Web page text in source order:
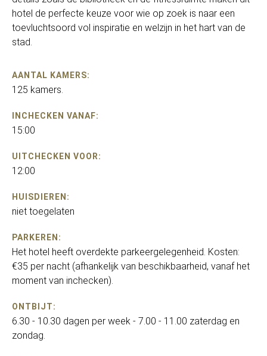
hotel de perfecte keuze voor wie op zoek is naar een
toevluchtsoord vol inspiratie en welzijn in het hart van de
stad.
AANTAL KAMERS:
125 kamers.
INCHECKEN VANAF:
15:00
UITCHECKEN VOOR:
12:00
HUISDIEREN:
niet toegelaten
PARKEREN:
Het hotel heeft overdekte parkeergelegenheid. Kosten:
€35 per nacht (afhankelijk van beschikbaarheid, vanaf het
moment van inchecken).
ONTBIJT:
6.30 - 10.30 dagen per week - 7.00 - 11.00 zaterdag en
zondag.